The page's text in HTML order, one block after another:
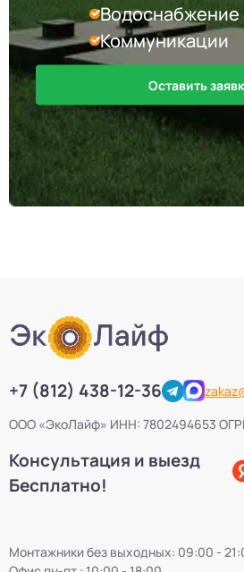
Водоснабжение
Коммуникации
Оставить
+7 (812) 438-12-36
ООО «ЭкоЛайф» ИНН: 7802494653
Консультация и выезд
Бесплатно!
Монтажники без выходных: 09:00 -